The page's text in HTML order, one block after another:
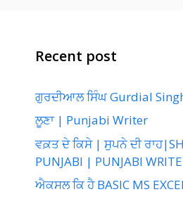
Recent post
ਗੁਰਦੀਆਲ ਸਿੰਘ Gurdial
ਲੂਣਾ | Punjabi Writer
ਵਕ਼ਤ ਦੇ ਕਿਸੇ | ਸੁਪਨੇ ਦੀ
PUNJABI | PUNJABI
ਐਕਸਲ ਕਿ ਹੈ BASIC MS